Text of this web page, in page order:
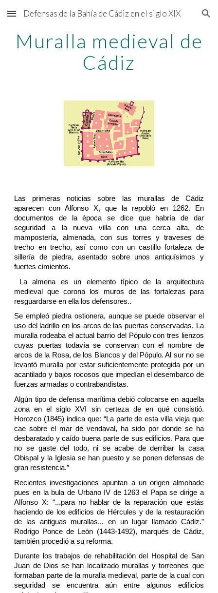
Skip to main content Skip to navigation
Defensas de la Bahía de Cádiz en el siglo XIX
Muralla medieval de
Cádiz
Las primeras noticias sobre las murallas de Cádiz
aparecen con Alfonso X, que la repobló en 1262. En
documentos de la época se dice que habría de dar
seguridad a la nueva villa con una cerca alta, de
mampostería, almenada, con sus torres y traveses de
trecho en trecho, así como con un castillo fortaleza de
sillería de piedra, asentado sobre unos antiquísimos y
fuertes cimientos.
La almena es un elemento típico de la arquitectura
medieval que corona los muros de las fortalezas para
resguardarse en ella los defensores..
Se empleó piedra ostionera, aunque se puede observar el
uso del ladrillo en los arcos de las puertas conservadas. La
muralla rodeaba el actual barrio del Pópulo con tres lienzos
cuyas puertas todavía se conservan con el nombre de
arcos de la Rosa, de los Blancos y del Pópulo. Al sur no se
levantó muralla por estar suficientemente protegida por un
acantilado y bajos rocosos que impedían el desembarco de
fuerzas armadas o contrabandistas.
Algún tipo de defensa marítima debió colocarse en aquella
zona en el siglo XVI sin certeza de en qué consistió.
Horozco (1845) indica que: “La parte de esta villa vieja que
cae sobre el mar de vendaval, ha sido por donde se ha
desbaratado y caído buena parte de sus edificios. Para que
no se gaste del todo, ni se acabe de derribar la casa
Obispal y la Iglesia se han puesto y se ponen defensas de
gran resistencia.”
Recientes investigaciones apuntan a un origen almohade
pues en la bula de Urbano IV de 1263 el Papa se dirige a
Alfonso X: “...para no hablar de la reparación que estás
haciendo de los edificios de Hércules y de la restauración
de las antiguas murallas... en un lugar llamado Cádiz.”
Rodrigo Ponce de León (1443-1492), marqués de Cádiz,
también procedió a su reforma.
Durante los trabajos de rehabilitación del Hospital de San
Juan de Dios se han localizado murallas y torreones que
formaban parte de la muralla medieval, parte de la cual con
seguridad se encuentra aún entre algunos edificios